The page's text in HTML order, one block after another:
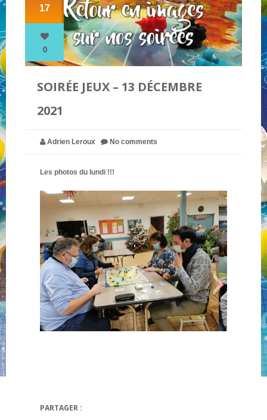
NOS PARTENAIRES
NOUS CONTACTER !
17
0
SOIRÉE JEUX – 13 DÉCEMBRE
2021
Adrien Leroux No comments
Les photos du lundi !!!
PARTAGER :